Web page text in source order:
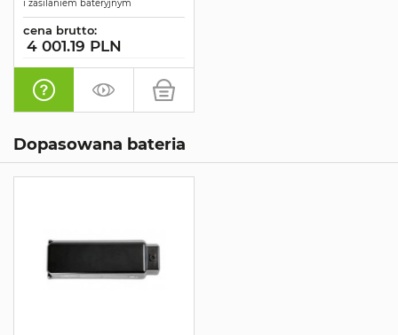
UPRIGHT II
i zasilaniem bateryjnym
cena brutto:
4 001.19 PLN
Dopasowana bateria